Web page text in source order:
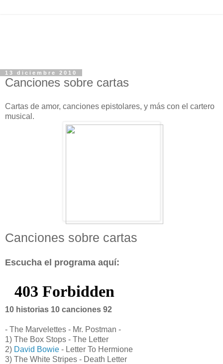
13 diciembre 2010
Canciones sobre cartas
Cartas de amor, canciones epistolares, y más con el cartero
musical.
Canciones sobre cartas
Escucha el programa aquí:
10 historias 10 canciones 92
- The Marvelettes - Mr. Postman -
1) The Box Stops - The Letter
2) David Bowie - Letter To Hermione
3) The White Stripes - Death Letter